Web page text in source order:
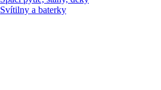
Svítilny a baterky